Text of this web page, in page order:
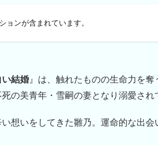
ンが含まれています。
結婚 』は、触れたものの生命力を
の美青年・雪嗣の妻となり溺愛され
想いをしてきた雛乃。運命的な出